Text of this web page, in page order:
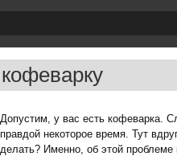
Допустим, у вас есть кофеварка.
правдой некоторое время. Тут
делать? Именно, об этой проблеме